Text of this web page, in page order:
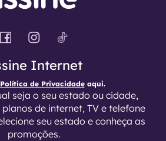
Internet
Política de Privacidadeaqui.
seja o seu estado ou cidade,
de internet, TV e telefone
seu estado e conheça as
promoções.